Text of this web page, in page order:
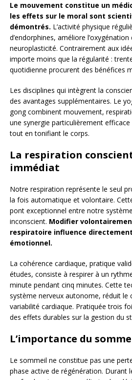
Le mouvement constitue un
les effets sur le moral sont
démontrés. L’activité physique
d’endorphines, améliore
neuroplasticité. Contrairement aux
importe moins que la régularité :
quotidienne procurent des bénéfices
Les disciplines qui intègrent la
des avantages supplémentaires. Le
gong combinent mouvement,
une synergie particulièrement
tout en tonifiant le corps.
La respiration
immédiat
Notre respiration représente le seul
la fois automatique et volontaire.
pont exceptionnel entre notre
inconscient. Modifier
respiratoire influence
émotionnel.
La cohérence cardiaque, pratique
études, consiste à respirer à un
minute pendant cinq minutes. Cette
système nerveux autonome, réduit le
variabilité cardiaque. Pratiquée trois
des effets durables sur la gestion du
L’importance du
Le sommeil ne constitue pas une
phase active de régénération. Durant